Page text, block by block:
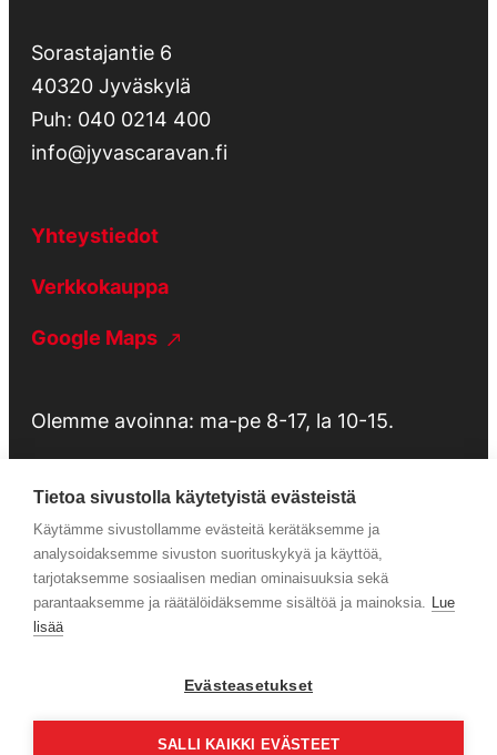
Sorastajantie 6
40320 Jyväskylä
Puh: 040 0214 400
info@jyvascaravan.fi
Yhteystiedot
Verkkokauppa
Google Maps
Olemme avoinna: ma-pe 8-17, la 10-15.
Tietosuojaseloste
Huolto
Tietoa sivustolla käytetyistä evästeistä
Käytämme sivustollamme evästeitä kerätäksemme ja
analysoidaksemme sivuston suorituskykyä ja käyttöä,
tarjotaksemme sosiaalisen median ominaisuuksia sekä
parantaaksemme ja räätälöidäksemme sisältöä ja mainoksia. Lue
lisää
Evästeasetukset
SALLI KAIKKI EVÄSTEET